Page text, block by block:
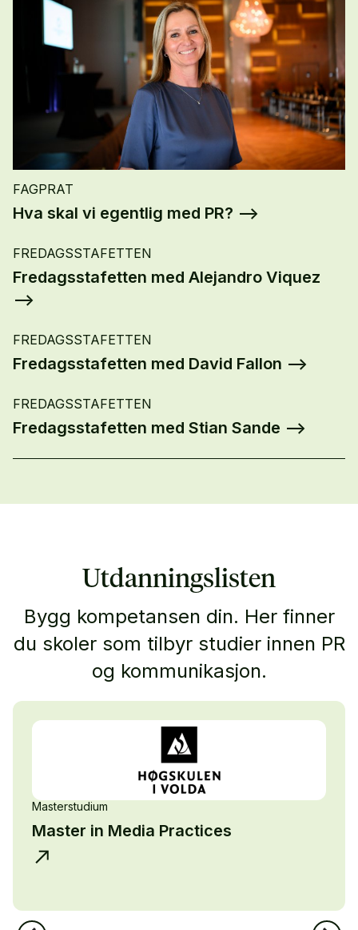
FAGPRAT
Hva skal vi egentlig med PR?
FREDAGSSTAFETTEN
Fredagsstafetten med Alejandro Viquez
FREDAGSSTAFETTEN
Fredagsstafetten med David Fallon
FREDAGSSTAFETTEN
Fredagsstafetten med Stian Sande
Utdanningslisten
Bygg kompetansen din. Her finner
du skoler som tilbyr studier innen PR
og kommunikasjon.
Masterstudium
Master in Media Practices